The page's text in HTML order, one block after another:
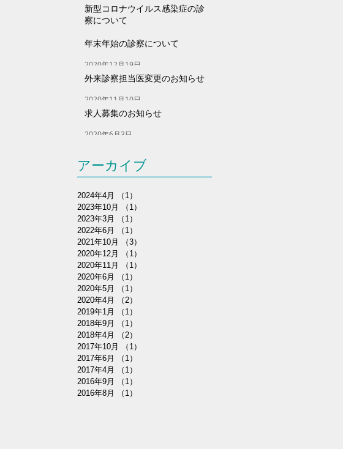
新型コロナウイルス感染症の診
察について
2021年10月1日
年末年始の診察について
2020年12月19日
外来診察担当医変更のお知らせ
2020年11月10日
求人募集のお知らせ
2020年6月3日
アーカイブ
2024年4月 （1）
2023年10月
（1）
2023年3月
（1）
2022年6月
（1）
2021年10月
（3）
2020年12月
（1）
2020年11月
（1）
2020年6月
（1）
2020年5月
（1）
2020年4月
（2）
2019年1月
（1）
2018年9月
（1）
2018年4月
（2）
2017年10月
（1）
2017年6月
（1）
2017年4月
（1）
2016年9月
（1）
2016年8月
（1）